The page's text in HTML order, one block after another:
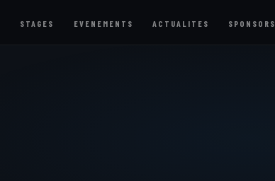
STAGES EVENEMENTS ACTUALITES SPONSORS